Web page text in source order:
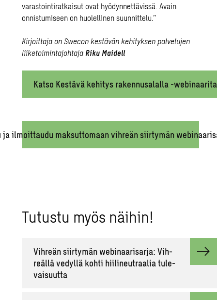
varastointiratkaisut ovat hyödynnettävissä. Avain
onnistumiseen on huolellinen suunnittelu.”
Kirjoittaja on Swecon kestävän kehityksen palvelujen
liiketoimintajohtaja Riku Maidell
Katso Kestävä kehitys rakennusalalla -
ja ilmoittaudu maksuttomaan vihreän siirtymän
Tu­tus­tu myös näi­hin!
Vih­reän siir­ty­män we­bi­naa­ri­sar­ja: Vih­
reäl­lä ve­dyl­lä kohti hii­li­neut­raa­lia tu­le­
vai­suut­ta